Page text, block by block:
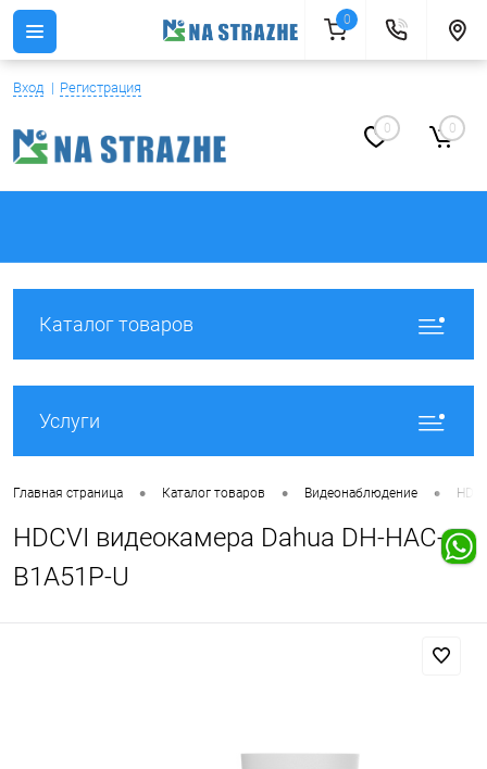
Вход Регистрация
0 0
Каталог товаров
Услуги
Главная страница • Каталог товаров • Видеонаблюдение • HD
HDCVI видеокамера Dahua DH-HAC-
B1A51P-U
0